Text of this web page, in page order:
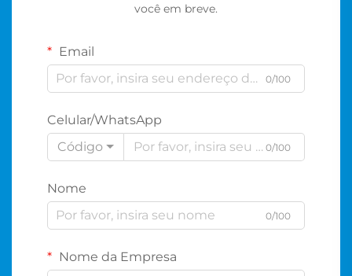
você em breve.
Email
0/100
Celular/WhatsApp
Código
0/100
Nome
0/100
Nome da Empresa